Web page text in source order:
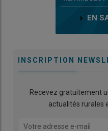
EN
INSCRIPTION
Recevez gratuitement
actualités rurales